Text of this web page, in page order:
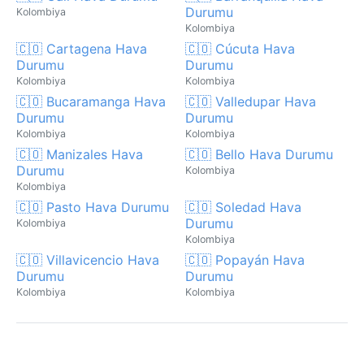
Kolombiya
Durumu
Kolombiya
🇨🇴 Cartagena Hava
Durumu
Kolombiya
🇨🇴 Cúcuta Hava
Durumu
Kolombiya
🇨🇴 Bucaramanga Hava
Durumu
Kolombiya
🇨🇴 Valledupar Hava
Durumu
Kolombiya
🇨🇴 Manizales Hava
Durumu
Kolombiya
🇨🇴 Bello Hava Durumu
Kolombiya
🇨🇴 Pasto Hava Durumu
Kolombiya
🇨🇴 Soledad Hava
Durumu
Kolombiya
🇨🇴 Villavicencio Hava
Durumu
Kolombiya
🇨🇴 Popayán Hava
Durumu
Kolombiya